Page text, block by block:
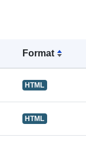
Format
HTML
HTML